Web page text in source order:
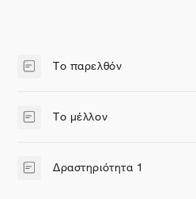
Το παρελθόν
Σελίδα
Το μέλλον
Σελίδα
Δραστηριότητα 1
Σελίδα